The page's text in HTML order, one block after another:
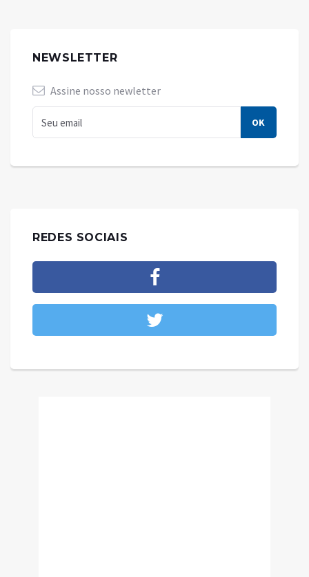
NEWSLETTER
Assine nosso newletter
REDES SOCIAIS